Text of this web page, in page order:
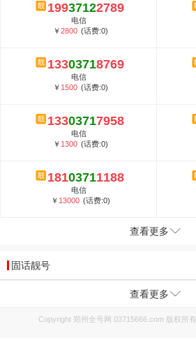
19937122789
电信
￥2800 (话费:0)
13303718769
电信
￥ 1500 (话费:0)
13303717958
电信
￥ 1300 (话费:0)
18103711188
电信
￥ 13000 (话费:0)
查看更多
固话靓号
查看更多
Copyright 郑州全号网 03715666.com 版权所有